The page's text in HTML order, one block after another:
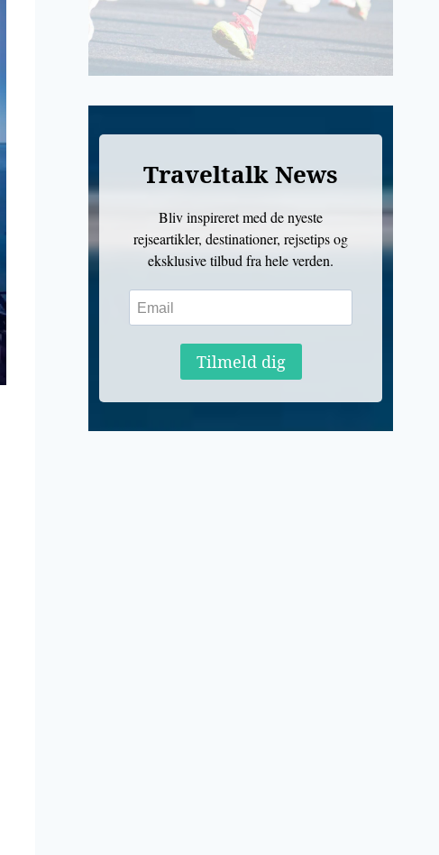
Traveltalk News
Bliv inspireret med de nyeste
rejseartikler, destinationer, rejsetips og
eksklusive tilbud fra hele verden.
Tilmeld dig